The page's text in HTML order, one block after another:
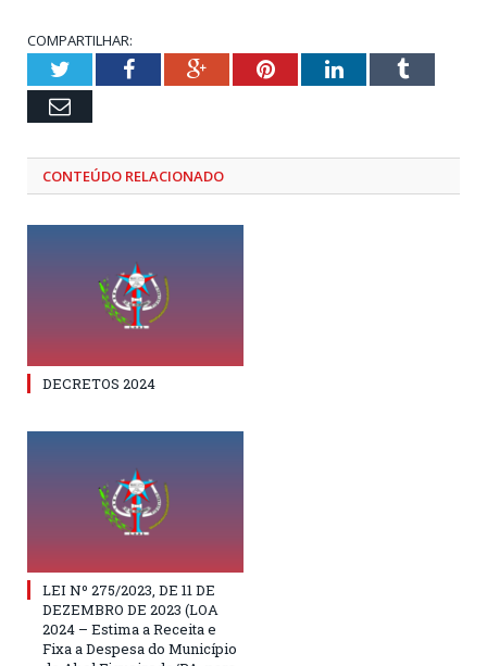
COMPARTILHAR:
TwitterFacebookGoogle+PinterestLinkedInTumblr
Email
CONTEÚDO RELACIONADO
DECRETOS 2024
LEI Nº 275/2023, DE 11 DE
DEZEMBRO DE 2023 (LOA
2024 – Estima a Receita e
Fixa a Despesa do Município